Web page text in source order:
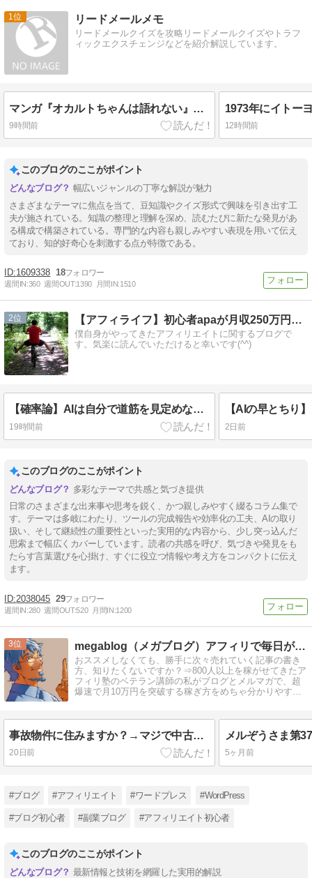
1 リードメールメモ
リードメールクイズを攻略リードメールクイズやトラフ
ィックエクスチェンジなどを紹介解説しています。
マンガ『オカルトちゃんは語れない』に登場する高橋陽子たちが通う大学は何でしょう？
9時間前 12時間前
このブログのここがポイント
幅広いジャンルの丁寧な解説が魅力
さまざまなテーマに焦点を当て、豆知識やクイズ形式で興味を引き出す工
夫が施されている。知識の整理と理解を深め、読むたびに新たな発見があ
る構成で構築されている。専門的な内容も親しみやすい表現を用いて伝え
ており、知的好奇心を刺激する点が特徴である。
1609338 18
週間IN:360 週間OUT:1390 月間IN:1510
2 【アフィライフ】初心者apaが月収250万円稼いだ方法
僕自身がやってきたアフィリエイトに関するブログで
す。気楽に読んでいただけると幸いです(^^)
【確率論】AIは自分で道筋を見定めないとあらぬ方向に進む
19時間前 2日前
このブログのここがポイント
多彩なテーマで共感と気づき提供
日常のさまざまな出来事や思考を鋭く、かつ親しみやすく綴るコラム集で
す。テーマは多岐にわたり、ツールの完成報告や効率化の工夫、AIの取り
扱い、そして継続性の重要性といった実用的な内容から、少し突っ込んだ
思索まで幅広くカバーしています。読者の共感を呼び、気づきや発見をも
たらす言葉選びを心掛け、すぐに役立つ情報や考え方をコンパクトに伝え
ます。
2038045 29
週間IN:280 週間OUT:520 月間IN:1200
3 megablog（メガブログ）アフィリで毎日が給料日に！
おススメしなくても、勝手に次々売れていく記事の書き
方、知りたくないですか？⇒800人以上を稼がせてきたア
フィリ塾のベテラン講師の私がブログとメルマガで、超
爆速で月10万円を突破する稼ぎ方をめちゃ分かりやすく
事故物件に住みますか？→マジで中古ドメインとか、やめなよ！
20日前 5ヶ月前
#ブログ #アフィリエイト #ワードプレス #WordPress
#ブログ初心者 #副業ブログ #アフィリエイト初心者
このブログのここがポイント
最新情報と技術を網羅した実用的解説